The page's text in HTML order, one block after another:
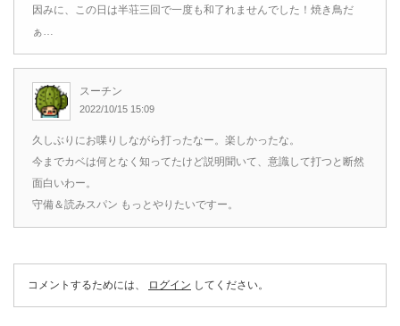
因みに、この日は半荘三回で一度も和了れませんでした！焼き鳥だ
ぁ…
スーチン
2022/10/15 15:09
久しぶりにお喋りしながら打ったなー。楽しかったな。
今までカベは何となく知ってたけど説明聞いて、意識して打つと断然
面白いわー。
守備＆読みスパン もっとやりたいですー。
コメントするためには、 ログイン してください。